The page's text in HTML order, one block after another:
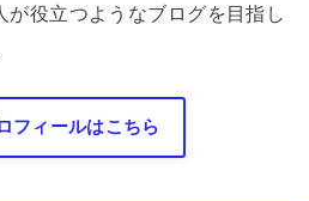
役立つようなブログを目指し
フィールはこちら